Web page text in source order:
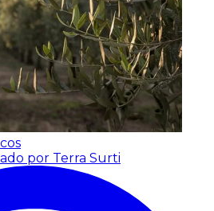
por Terra Surti